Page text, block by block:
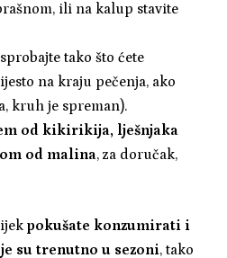
ili na kalup stavite
tako što ćete
na kraju pečenja, ako
kruh je spreman).
od kikirikija, lješnjaka
od malina, za doručak,
pokušate konzumirati i
su trenutno u sezoni, tako